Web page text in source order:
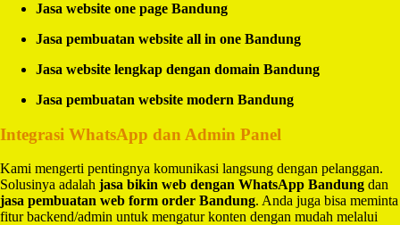
Jasa website one page Bandung
Jasa pembuatan website all in one Bandung
Jasa website lengkap dengan domain Bandung
Jasa pembuatan website modern Bandung
Integrasi WhatsApp dan Admin Panel
Kami mengerti pentingnya komunikasi langsung dengan pelanggan.
Solusinya adalah jasa bikin web dengan WhatsApp Bandung dan
jasa pembuatan web form order Bandung. Anda juga bisa meminta
fitur backend/admin untuk mengatur konten dengan mudah melalui